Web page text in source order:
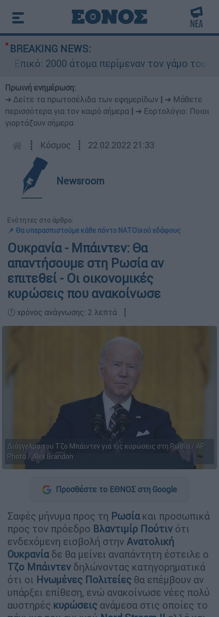
BREAKING NEWS:
2000 άτομα περίμεναν τον γάμο του
Πρωινή ενημέρωση:
➔ Δείτε τα πρωτοσέλιδα των εφημερίδων
➔ Μάθετε
περισσότερα για τον καιρό σήμερα
➔ Εορτολόγιο: Ποιοι
γιορτάζουν σήμερα
┋ Κόσμος ┋ 22.02.2022 21:33
Newsroom
Ενότητες στο άρθρο:
📌 Θα υπερασπιστούμε κάθε πόντο ΝΑΤΟϊκού εδάφους
Ουκρανία - Μπάιντεν: Θα
απαντήσουμε στη Ρωσία αν
επιτεθεί - Οι οικονομικές
κυρώσεις που ανακοίνωσε
🕛 χρόνος ανάγνωσης: 2 λεπτά ┋
Διάγγελμα του Τζο Μπάιντεν για τις κυρώσεις στη Ρωσία / AP
Photo / Alex Brandon
Προσθέστε το ΕΘΝΟΣ στη Google
Σαφές μήνυμα προς τη Ρωσία και προσωπικά
προς τον πρόεδρο Βλαντιμίρ Πούτινότι
ενδεχόμενη εισβολή στην Ανατολική
Ουκρανίαδε θα μείνει αναπάντητη έστειλε ο
Τζο Μπάιντενδηλώνοντας κατηγορηματικά
ότι οι Ηνωμένες Πολιτείες θα επέμβουν αν
υπάρξει επίθεση, ενώ ανακοίνωσε νέες πολύ
αυστηρές κυρώσεις ανάμεσα στις οποίες το